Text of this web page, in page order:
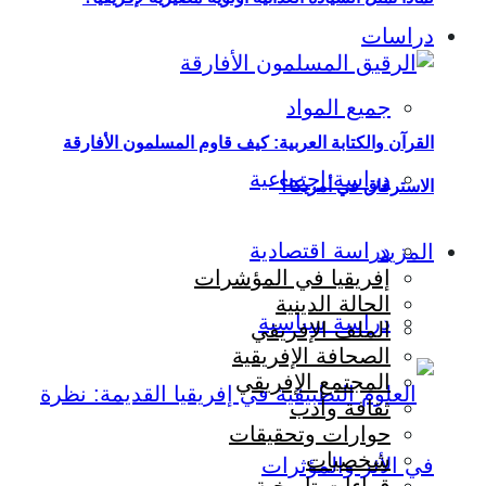
دراسات
جميع المواد
دراسة اجتماعية
دراسة اقتصادية
دراسة سياسية
القرآن والكتابة العربية: كيف قاوم المسلمون الأفارقة
الاسترقاق في أمريكا؟
المزيد
إفريقيا في المؤشرات
الحالة الدينية
الملف الإفريقي
الصحافة الإفريقية
المجتمع الإفريقي
ثقافة وأدب
حوارات وتحقيقات
شخصيات